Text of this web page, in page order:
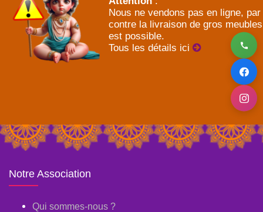
Nous ne vendons pas en ligne, par
contre la livraison de gros meubles
est possible.
Tous les détails ici
Notre Association
Qui sommes-nous ?